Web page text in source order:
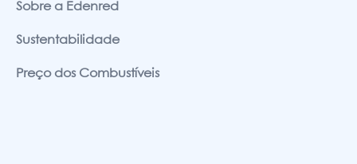
Sobre a Edenred
Sustentabilidade
Preço dos Combustíveis